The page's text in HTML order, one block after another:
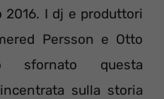
I dj e produttori
Persson e Otto
sfornato questa
sulla storia